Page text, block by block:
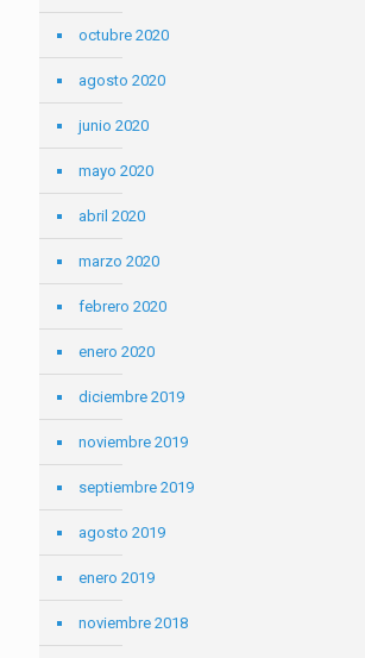
octubre 2020
agosto 2020
junio 2020
mayo 2020
abril 2020
marzo 2020
febrero 2020
enero 2020
diciembre 2019
noviembre 2019
septiembre 2019
agosto 2019
enero 2019
noviembre 2018